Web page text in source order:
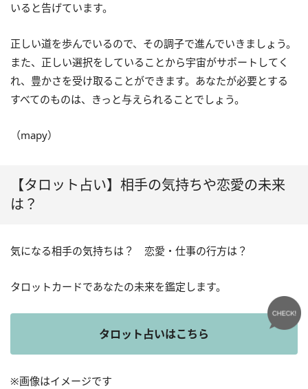
いると告げています。
正しい道を歩んでいるので、その調子で進んでいきましょう。
また、正しい選択をしていることから宇宙がサポートしてく
れ、豊かさを受け取ることができます。あなたが必要とする
すべてのものは、きっと与えられることでしょう。
（mapy）
【タロット占い】相手の気持ちや恋愛の未来
は？
気になる相手の気持ちは？ 恋愛・仕事の行方は？
タロットカードであなたの未来を鑑定します。
タロット占いはこちら
※画像はイメージです